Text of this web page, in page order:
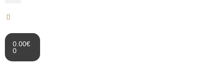
0.00€
0